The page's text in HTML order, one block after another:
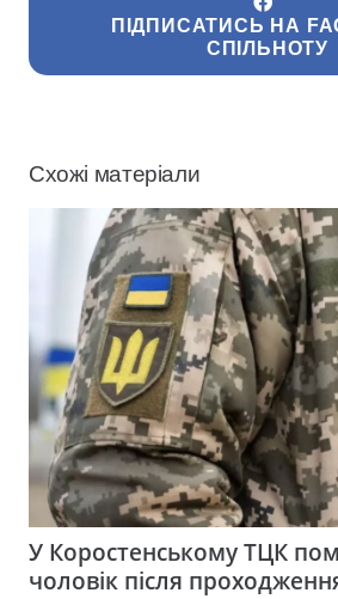
ПІДПИСАТИСЬ НА
СПІЛЬНОТУ
Схожі матеріали
У Коростенському ТЦК
чоловік після